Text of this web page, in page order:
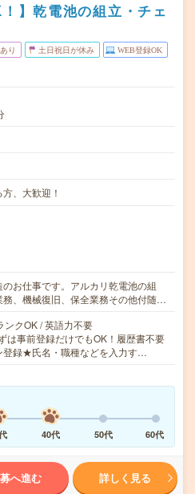
】乾電池の組立・チェ
り 土日祝日が休み WEB登録OK
、大歓迎！
お仕事です。アルカリ乾電池の組
務、機械復旧、保全業務その他付随…
ンクOK / 英語力不要
は事前登録だけでもOK！履歴書不要
登録★氏名・職種などを入力す…
40代 50代 60代
へ進む 詳しく見る